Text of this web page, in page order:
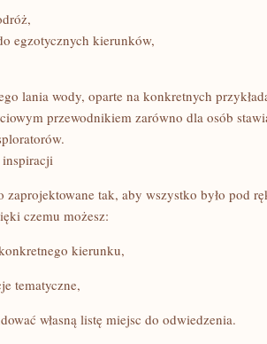
egzotycznych kierunków,
lania wody, oparte na konkretnych
przewodnikiem zarówno dla osób
zaprojektowane tak, aby wszystko było pod
czemu możesz:
kierunku,
tematyczne,
własną listę miejsc do odwiedzenia.